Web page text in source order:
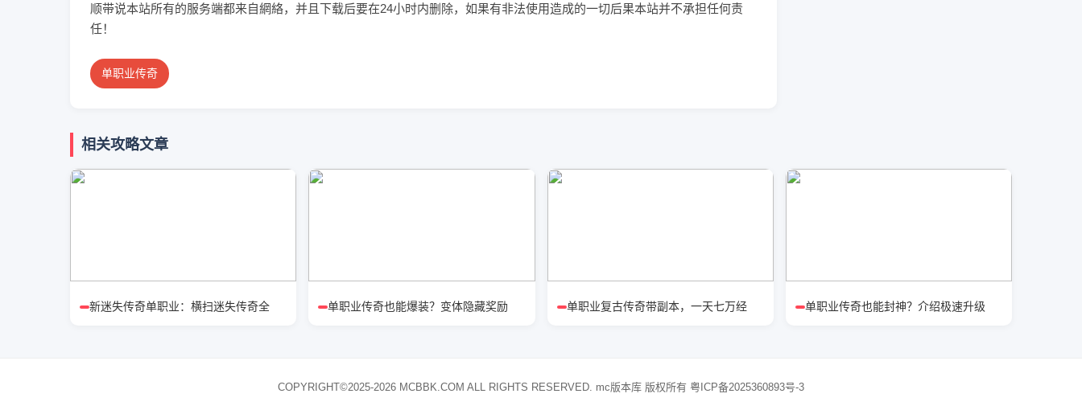
顺带说本站所有的服务端都来自網絡，并且下载后要在24小时内删除，如果有非法使用造成的一切后果本站并不承担任何责
任！
单职业传奇
相关攻略文章
新迷失传奇单职业：横扫迷失传奇全 单职业传奇也能爆装？变体隐藏奖励 单职业复古传奇带副本，一天七万经 单职业传奇也能封神？介绍极速升级
COPYRIGHT©2025-2026 MCBBK.COM ALL RIGHTS RESERVED. mc版本库 版权所有 粤ICP备2025360893号-3